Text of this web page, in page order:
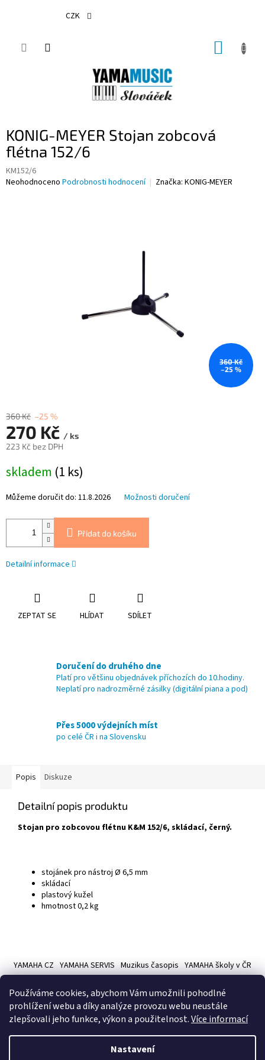
Používáme cookies, abychom Vám umožnili pohodlné
prohlížení webu a díky analýze provozu webu neustále
zlepšovali jeho funkce, výkon a použitelnost.Více informací
Nastavení
CZK
KONIG-MEYER Stojan zobcová
flétna 152/6
KM152/6
Průměrné
Neohodnoceno Podrobnosti hodnocení Značka: KONIG-MEYER
360 Kč
–25 %
360 Kč –25 %
270 Kč / ks
223 Kč bez DPH
cena:
skladem (1 ks)
Můžeme doručit do: 11.8.2026 Možnosti doručení
Přidat do košíku
Detailní informace
ZEPTAT SE HLÍDAT SDÍLET
Doručení do druhého dne
Platí pro většinu objednávek příchozích do 10.hodiny.
Neplatí pro nadrozměrné zásilky (digitální piana a pod)
Přes 5000 výdejních míst
po celé ČR i na Slovensku
Popis Diskuze
Detailní popis produktu
Stojan pro zobcovou flétnu K&M 152/6, skládací, černý.
stojánek pro nástroj Ø 6,5 mm
skládací
plastový kužel
hmotnost 0,2 kg
p
YAMAHA CZ YAMAHA SERVIS Muzikus časopis YAMAHA školy v ČR